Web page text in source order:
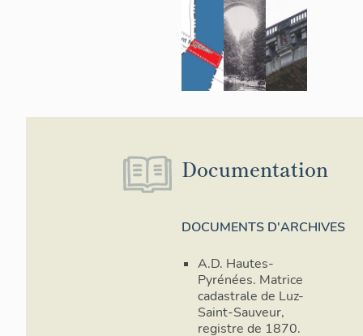
Documentation
DOCUMENTS D'ARCHIVES
A.D. Hautes-
Pyrénées. Matrice
cadastrale de Luz-
Saint-Sauveur,
registre de 1870.